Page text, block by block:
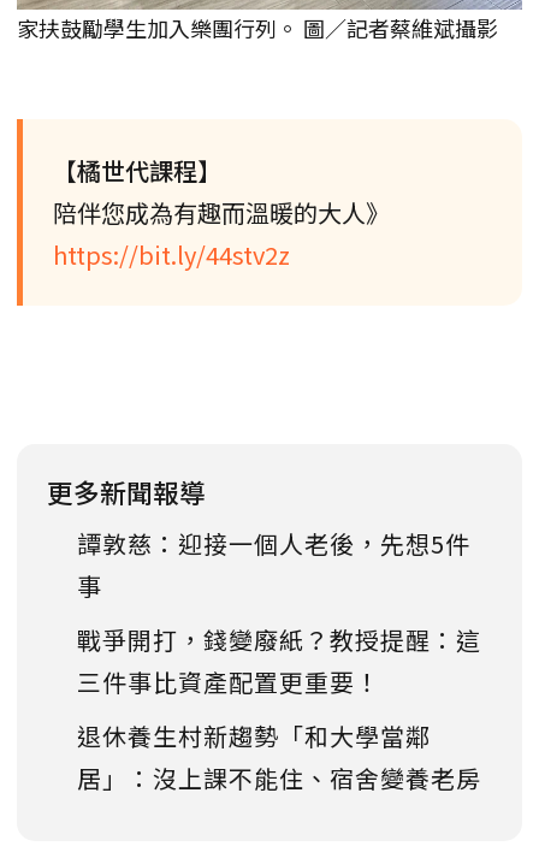
家扶鼓勵學生加入樂團行列。 圖／記者蔡維斌攝影
【橘世代課程】
陪伴您成為有趣而溫暖的大人》
https://bit.ly/44stv2z
更多新聞報導
譚敦慈：迎接一個人老後，先想5件
事
戰爭開打，錢變廢紙？教授提醒：這
三件事比資產配置更重要！
退休養生村新趨勢「和大學當鄰
居」：沒上課不能住、宿舍變養老房